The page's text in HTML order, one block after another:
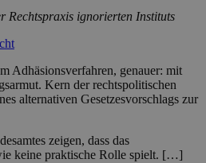
Rechtspraxis ignorierten Instituts
Adhäsionsverfahren, genauer: mit
Kern der rechtspolitischen
alternativen Gesetzesvorschlags zur
zeigen, dass das
keine praktische Rolle spielt. […]